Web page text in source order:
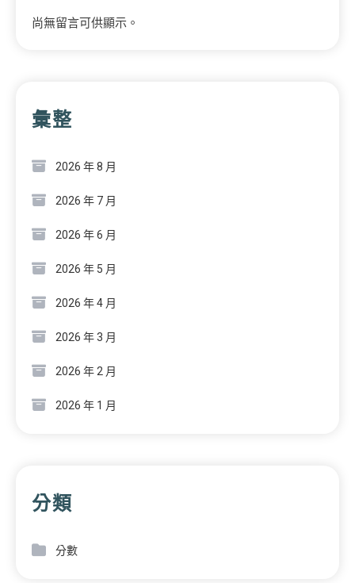
尚無留言可供顯示。
彙整
2026 年 8 月
2026 年 7 月
2026 年 6 月
2026 年 5 月
2026 年 4 月
2026 年 3 月
2026 年 2 月
2026 年 1 月
分類
分數